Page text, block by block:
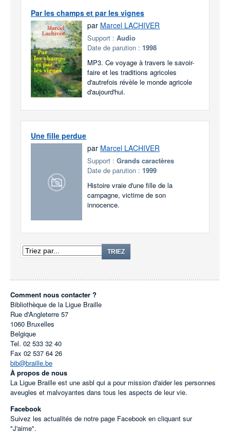
Par les champs et par les vignes
par Marcel LACHIVER
Support : Audio
Date de parution : 1998
MP3. Ce voyage à travers le savoir-
faire et les traditions agricoles
d'autrefois révèle le monde agricole
d'aujourd'hui.
Une fille perdue
par Marcel LACHIVER
Support : Grands caractères
Date de parution : 1999
Histoire vraie d'une fille de la
campagne, victime de son
innocence.
TRIEZ
Comment nous contacter ?
Bibliothèque de la Ligue Braille
Rue d'Angleterre 57
1060 Bruxelles
Belgique
Tel. 02 533 32 40
Fax 02 537 64 26
bib@braille.be
À propos de nous
La Ligue Braille est une asbl qui a pour mission d'aider les personnes
aveugles et malvoyantes dans tous les aspects de leur vie.
Facebook
Suivez les actualités de notre page Facebook en cliquant sur
"J'aime".